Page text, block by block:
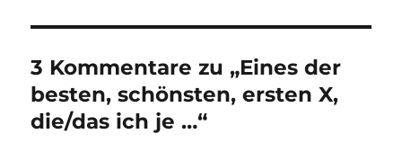
3 Kommentare zu „Eines der
besten, schönsten, ersten X,
die/das ich je …“